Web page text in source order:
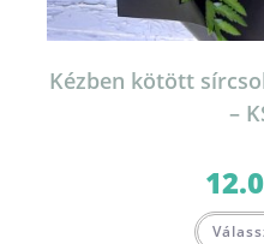
Kézben kötött
–